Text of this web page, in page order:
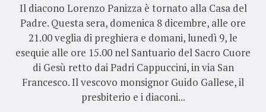
Il diacono Lorenzo Panizza è tornato alla Casa del
Padre. Questa sera, domenica 8 dicembre, alle ore
21.00 veglia di preghiera e domani, lunedì 9, le
esequie alle ore 15.00 nel Santuario del Sacro Cuore
di Gesù retto dai Padri Cappuccini, in via San
Francesco. Il vescovo monsignor Guido Gallese, il
presbiterio e i diaconi...